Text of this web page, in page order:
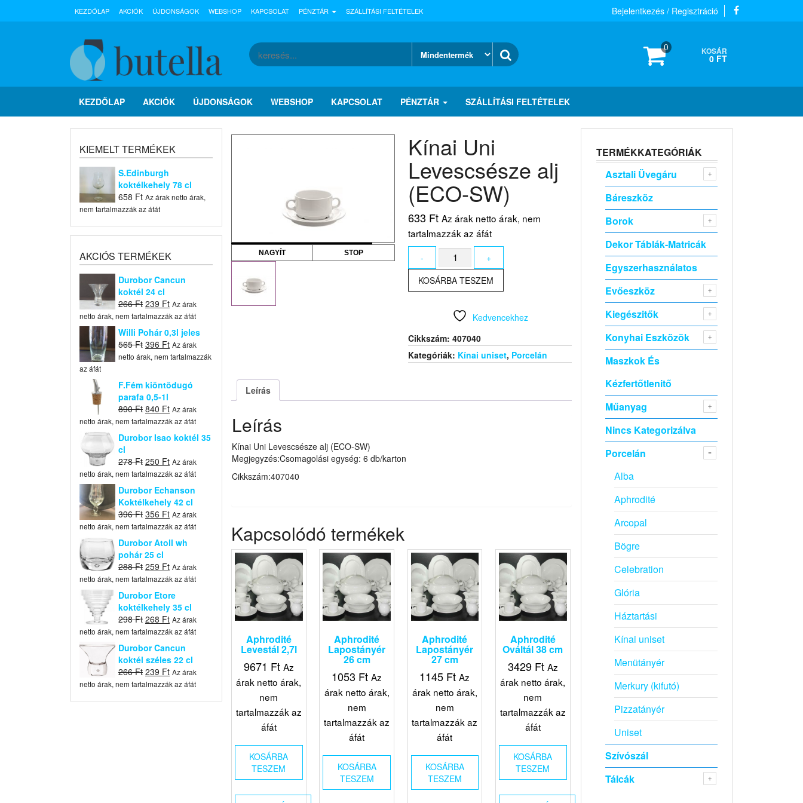
Bejelentkezés / Regisztráció
KEZDŐLAP AKCIÓK ÚJDONSÁGOK WEBSHOP KAPCSOLAT PÉNZTÁR SZÁLLÍTÁSI FELTÉTELEK
0 KOSÁR
0 FT
KEZDŐLAP AKCIÓK ÚJDONSÁGOK WEBSHOP KAPCSOLAT PÉNZTÁR SZÁLLÍTÁSI FELTÉTELEK
KIEMELT TERMÉKEK
S.Edinburgh
koktélkehely 78 cl
658 Ft Az árak netto árak,
nem tartalmazzák az áfát
AKCIÓS TERMÉKEK
Durobor Cancun
koktél 24 cl
266Ft Original
price
was:
266 Ft.
239 FtCurrent
price
is:
239 Ft.
Az árak
netto árak, nem tartalmazzák az áfát
Willi Pohár 0,3l jeles
565Ft Original
price
565 Ft.
396 FtCurrent
price
396 Ft.
Az árak
netto árak, nem tartalmazzák
az áfát
F.Fém kiöntõdugó
parafa 0,5-1l
890Ft Original
price
was:
890 Ft.
840 FtCurrent
price
is:
840 Ft.
Az árak
netto árak, nem tartalmazzák az áfát
Durobor Isao koktél 35
cl
278Ft Original
price
was:
278 Ft.
250 FtCurrent
price
250 Ft.
Az árak
netto árak, nem tartalmazzák az áfát
Durobor Echanson
Koktélkehely 42 cl
396Ft Original
price
was:
396 Ft.
356 FtCurrent
price
is:
356 Ft.
Az árak
netto árak, nem tartalmazzák az áfát
Durobor Atoll wh
pohár 25 cl
288Ft Original
price
was:
288 Ft.
259 FtCurrent
price
259 Ft.
Az árak
netto árak, nem tartalmazzák az áfát
Durobor Etore
koktélkehely 35 cl
298Ft Original
price
was:
298 Ft.
268 FtCurrent
price
268 Ft.
Az árak
netto árak, nem tartalmazzák az áfát
Durobor Cancun
koktél széles 22 cl
266Ft Original
price
239 FtCurrent
price
Az árak
netto árak, nem tartalmazzák az áfát
NAGYÍT STOP
Kínai Uni
Levescsésze alj
(ECO-SW)
633 Ft Az árak netto árak, nem
tartalmazzák az áfát
-
Kínai
Levescsésze
alj
SW)
mennyiség
+
KOSÁRBA TESZEM
Kedvencekhez
Cikkszám:407040
Kategóriák: Kínai uniset, Porcelán
Leírás
Leírás
Kínai Uni Levescsésze alj (ECO-SW)
Megjegyzés:Csomagolási egység: 6 db/karton
Cikkszám:407040
Kapcsolódó termékek
Aphrodité
Levestál 2,7l
9671 Ft Az
árak netto árak,
nem
tartalmazzák az
áfát
KOSÁRBA
TESZEM
Aphrodité
Lapostányér
26 cm
1053 Ft Az
árak netto árak,
nem
tartalmazzák az
áfát
KOSÁRBA
TESZEM
Aphrodité
Lapostányér
27 cm
1145 Ft Az
árak netto árak,
nem
tartalmazzák az
áfát
KOSÁRBA
TESZEM
Aphrodité
Ováltál 38 cm
3429 Ft Az
árak netto árak,
nem
tartalmazzák az
áfát
KOSÁRBA
TESZEM
TERMÉKKATEGÓRIÁK
Asztali Üvegáru
Báreszköz
Borok
Dekor Táblák-Matricák
Egyszerhasználatos
Evőeszköz
Kiegészitők
Konyhai Eszközök
Maszkok És
Kézfertőtlenitő
Műanyag
Nincs Kategorizálva
Porcelán
Alba
Aphrodité
Arcopal
Bögre
Celebration
Glória
Háztartási
Kínai uniset
Menütányér
Merkury (kifutó)
Pizzatányér
Uniset
Szívószál
Tálcák